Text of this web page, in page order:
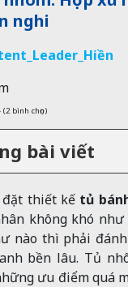
nghi
(2 bình chọn)
bài viết
đặt thiết kế tủ
không khó
nào thì phải
bền lâu. Tủ
ưu điểm quá